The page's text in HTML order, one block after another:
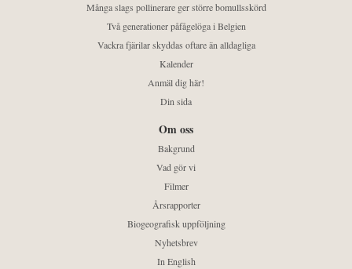
Många slags pollinerare ger större bomullsskörd
Två generationer påfågelöga i Belgien
Vackra fjärilar skyddas oftare än alldagliga
Kalender
Anmäl dig här!
Din sida
Om oss
Bakgrund
Vad gör vi
Filmer
Årsrapporter
Biogeografisk uppföljning
Nyhetsbrev
In English